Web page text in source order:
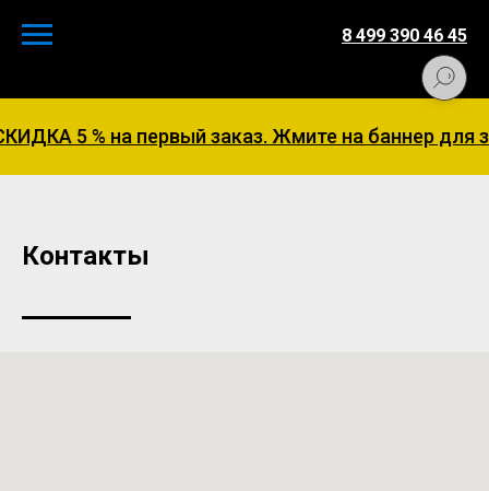
5 % на первый заказ. Жмите на баннер для
8 499 390 46 45
Контакты